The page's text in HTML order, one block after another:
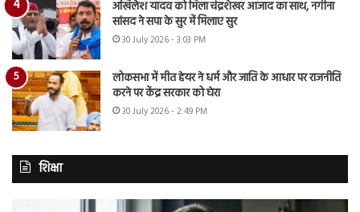
अखिलेश यादव को मिला चंद्रशेखर आजाद का साथ, नगीना
सांसद ने सपा के सुर में मिलाए सुर
30 July 2026 - 3:03 PM
लोकसभा में मीत हेयर ने धर्म और जाति के आधार पर राजनीति
करने पर केंद्र सरकार को घेरा
30 July 2026 - 2:49 PM
शिक्षा